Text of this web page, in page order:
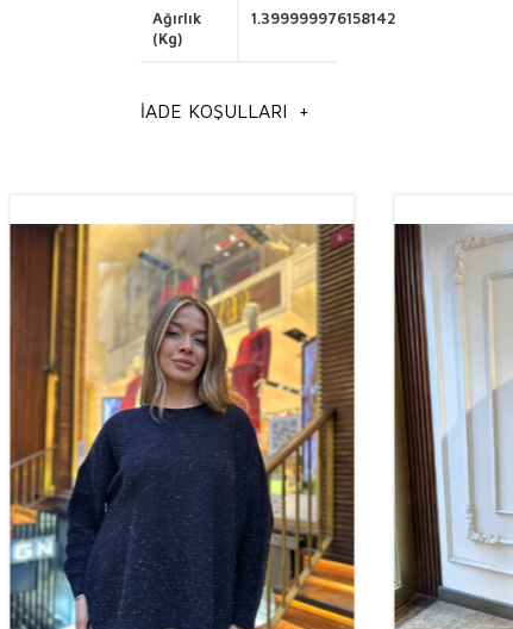
Yıkama Talimatı : Elde ve 30° sıcaklıkta yıkama yapılır .
Hafif ısı ile ütülenir .
İstanbul toptan triko kazak modelleri,
Toptan kadın giyim modelleri,
Toptan bayan triko kazak modelleri,
Beğendiğiniz ürünler hakkında detaylı bilgi almak
geçebilirsiniz.
Fiyatlarımıza kargo ücretleri dahil değildir, kdv dahil
Siparişleirinizi tüm Dünya'ya Kargo ile
Kargo için müşteri temsilcilerimiz ile iletişime
Sitemizde ön sipariş almaktayız, vermiş olduğunuz
edilerek işleme alınmaktadır.
Firmamız her türlü ödeme sistemi ile çalışmaktadır.
Banka ile ödeyebilir, kredi kartı ile ödeme yapabilirsiniz.
Kargo ile ödeme yapabilirsiniz.
Ağırlık
(Kg)
1.399999976158142
İADE KOŞULLARI +